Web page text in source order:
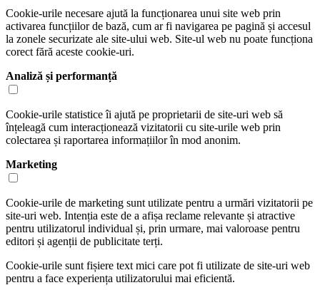
Cookie-urile necesare ajută la funcționarea unui site web prin
activarea funcțiilor de bază, cum ar fi navigarea pe pagină și accesul
la zonele securizate ale site-ului web. Site-ul web nu poate funcționa
corect fără aceste cookie-uri.
Analiză și performanță
Cookie-urile statistice îi ajută pe proprietarii de site-uri web să
înțeleagă cum interacționează vizitatorii cu site-urile web prin
colectarea și raportarea informațiilor în mod anonim.
Marketing
Cookie-urile de marketing sunt utilizate pentru a urmări vizitatorii pe
site-uri web. Intenția este de a afișa reclame relevante și atractive
pentru utilizatorul individual și, prin urmare, mai valoroase pentru
editori și agenții de publicitate terți.
Cookie-urile sunt fișiere text mici care pot fi utilizate de site-uri web
pentru a face experiența utilizatorului mai eficientă.